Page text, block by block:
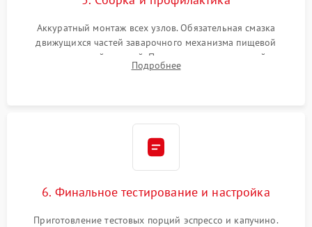
Аккуратный монтаж всех узлов. Обязательная смазка
движущихся частей заварочного механизма пищевой
силиконовой смазкой. Проведение программной
декальцинации и очистки системы от кофейных масел.
Подробнее
6. Финальное тестирование и настройка
Приготовление тестовых порций эспрессо и капучино.